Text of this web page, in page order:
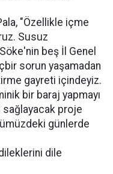
"Özellikle içme
Susuz
beş İl Genel
sorun yaşamadan
gayreti içindeyiz.
bir baraj yapmayı
sağlayacak proje
günlerde
dileklerini dile